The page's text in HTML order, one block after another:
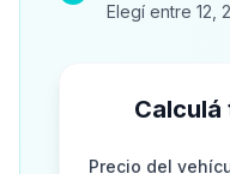
Elegí entre 12,
Precio del